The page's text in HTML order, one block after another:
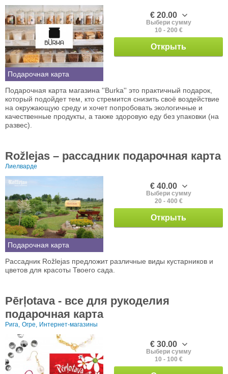
Подарочная карта
€ 20.00
Выбери сумму
10 - 200 €
Открыть
Подарочная карта магазина ''Burka'' это практичный подарок,
который подойдет тем, кто стремится снизить своё воздействие
на окружающую среду и хочет попробовать экологичные и
качественные продукты, а также здоровую еду без упаковки (на
развес).
Rožlejas – рассадник подарочная карта
Лиелварде
Подарочная карта
€ 40.00
Выбери сумму
20 - 400 €
Открыть
Рассадник Rožlejas предложит различные виды кустарников и
цветов для красоты Твоего сада.
Pērļotava - все для рукоделия
подарочная карта
Рига, Огре, Интернет-магазины
€ 30.00
Выбери сумму
10 - 100 €